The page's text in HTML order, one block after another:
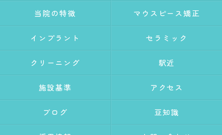
当院の特徴 マウスピース矯正
インプラント セラミック
クリーニング 駅近
施設基準 アクセス
ブログ 豆知識